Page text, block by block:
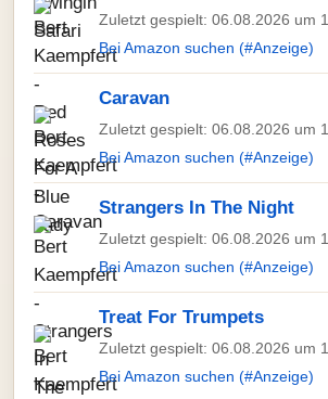
Zuletzt gespielt: 06.08.2026 um
Bei Amazon suchen (#Anzeige)
Caravan
Zuletzt gespielt: 06.08.2026 um
Bei Amazon suchen (#Anzeige)
Strangers In The Night
Zuletzt gespielt: 06.08.2026 um
Bei Amazon suchen (#Anzeige)
Treat For Trumpets
Zuletzt gespielt: 06.08.2026 um
Bei Amazon suchen (#Anzeige)